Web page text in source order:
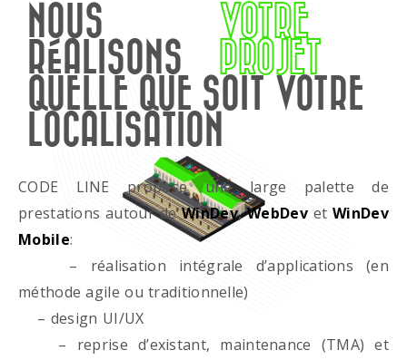
NOUS
RÉALISONS
VOTRE
PROJET
QUELLE QUE SOIT VOTRE
LOCALISATION
CODE LINE propose une large palette de
prestations autour deWinDev,WebDevet WinDev
Mobile:
– réalisation intégrale d’applications (en
méthode agile ou traditionnelle)
– design UI/UX
– reprise d’existant, maintenance (TMA) et